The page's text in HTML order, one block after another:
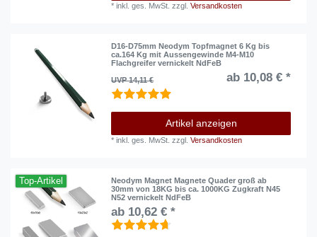
*inkl. ges. MwSt. zzgl.Versandkosten
D16-D75mm Neodym Topfmagnet 6 Kg bis
ca.164 Kg mit Aussengewinde M4-M10
Flachgreifer vernickelt NdFeB
UVP 14,11 €
ab 10,08 € *
Artikel anzeigen
*inkl. ges. MwSt. zzgl.Versandkosten
Top-Artikel
Neodym Magnet Magnete Quader groß ab
30mm von 18KG bis ca. 1000KG Zugkraft N45
N52 vernickelt NdFeB
ab 10,62 € *